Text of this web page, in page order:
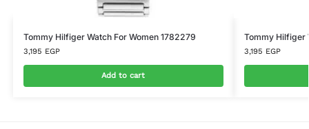
Tommy Hilfiger Watch For Women 1782279
3,195 EGP
Add to cart
Tommy Hilfiger
3,195 EGP